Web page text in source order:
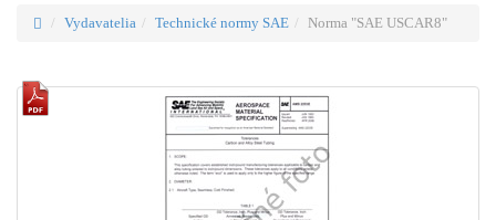
Vydavatelia Technické normy SAE Norma "SAE USCAR8"